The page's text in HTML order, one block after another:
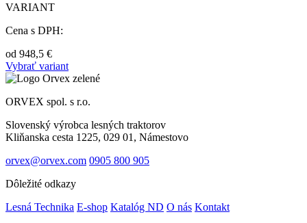
VARIANT
Cena s DPH:
od 948,5 €
Vybrať variant
ORVEX spol. s r.o.
Slovenský výrobca lesných traktorov
Kliňanska cesta 1225, 029 01, Námestovo
orvex@orvex.com 0905 800 905
Dôležité odkazy
Lesná Technika E-shop Katalóg ND O nás Kontakt